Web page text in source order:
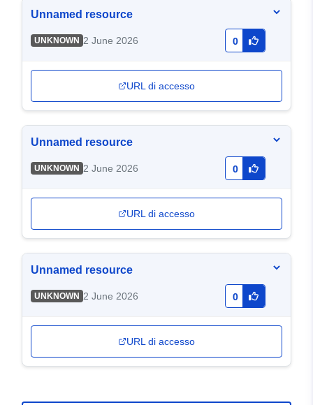
Unnamed resource
UNKNOWN 2 June 2026 0
URL di accesso
Unnamed resource
UNKNOWN 2 June 2026 0
URL di accesso
Unnamed resource
UNKNOWN 2 June 2026 0
URL di accesso